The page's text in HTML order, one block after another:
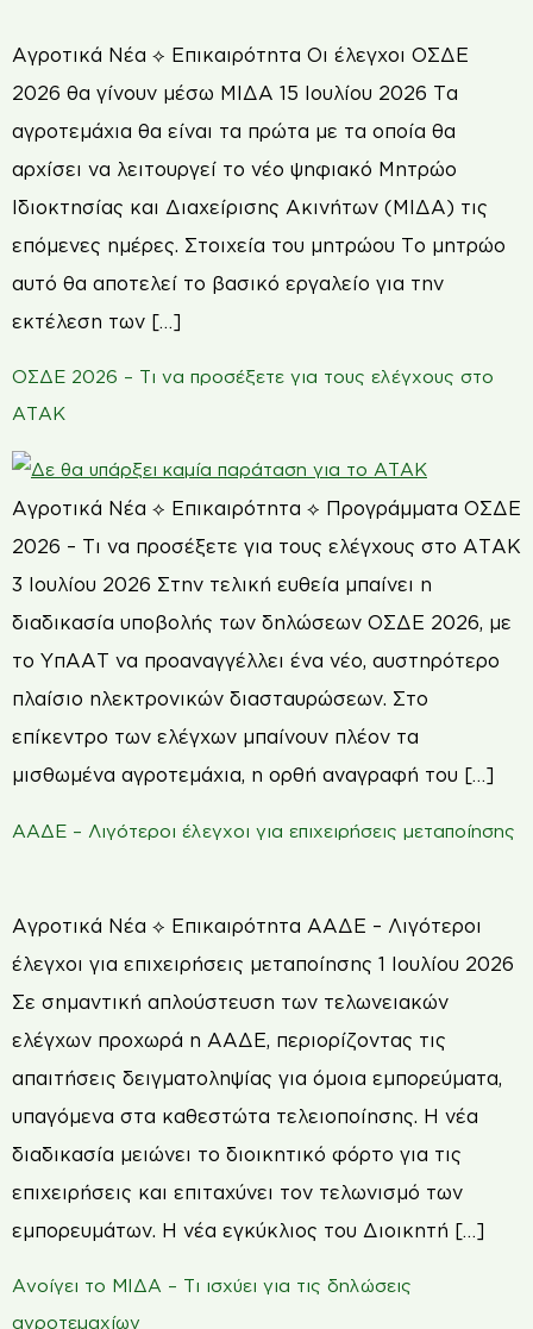
Αγροτικά Νέα ⟡ Επικαιρότητα Οι έλεγχοι ΟΣΔΕ
2026 θα γίνουν μέσω ΜΙΔΑ 15 Ιουλίου 2026 Τα
αγροτεμάχια θα είναι τα πρώτα με τα οποία θα
αρχίσει να λειτουργεί το νέο ψηφιακό Μητρώο
Ιδιοκτησίας και Διαχείρισης Ακινήτων (ΜΙΔΑ) τις
επόμενες ημέρες. Στοιχεία του μητρώου Το μητρώο
αυτό θα αποτελεί το βασικό εργαλείο για την
εκτέλεση των […]
ΟΣΔΕ 2026 – Τι να προσέξετε για τους ελέγχους στο
ΑΤΑΚ
Αγροτικά Νέα ⟡ Επικαιρότητα ⟡ Προγράμματα ΟΣΔΕ
2026 – Τι να προσέξετε για τους ελέγχους στο ΑΤΑΚ
3 Ιουλίου 2026 Στην τελική ευθεία μπαίνει η
διαδικασία υποβολής των δηλώσεων ΟΣΔΕ 2026, με
το ΥπΑΑΤ να προαναγγέλλει ένα νέο, αυστηρότερο
πλαίσιο ηλεκτρονικών διασταυρώσεων. Στο
επίκεντρο των ελέγχων μπαίνουν πλέον τα
μισθωμένα αγροτεμάχια, η ορθή αναγραφή του […]
ΑΑΔΕ – Λιγότεροι έλεγχοι για επιχειρήσεις μεταποίησης
Αγροτικά Νέα ⟡ Επικαιρότητα ΑΑΔΕ – Λιγότεροι
έλεγχοι για επιχειρήσεις μεταποίησης 1 Ιουλίου 2026
Σε σημαντική απλούστευση των τελωνειακών
ελέγχων προχωρά η ΑΑΔΕ, περιορίζοντας τις
απαιτήσεις δειγματοληψίας για όμοια εμπορεύματα,
υπαγόμενα στα καθεστώτα τελειοποίησης. Η νέα
διαδικασία μειώνει το διοικητικό φόρτο για τις
επιχειρήσεις και επιταχύνει τον τελωνισμό των
εμπορευμάτων. Η νέα εγκύκλιος του Διοικητή […]
Ανοίγει το ΜΙΔΑ – Τι ισχύει για τις δηλώσεις
αγροτεμαχίων